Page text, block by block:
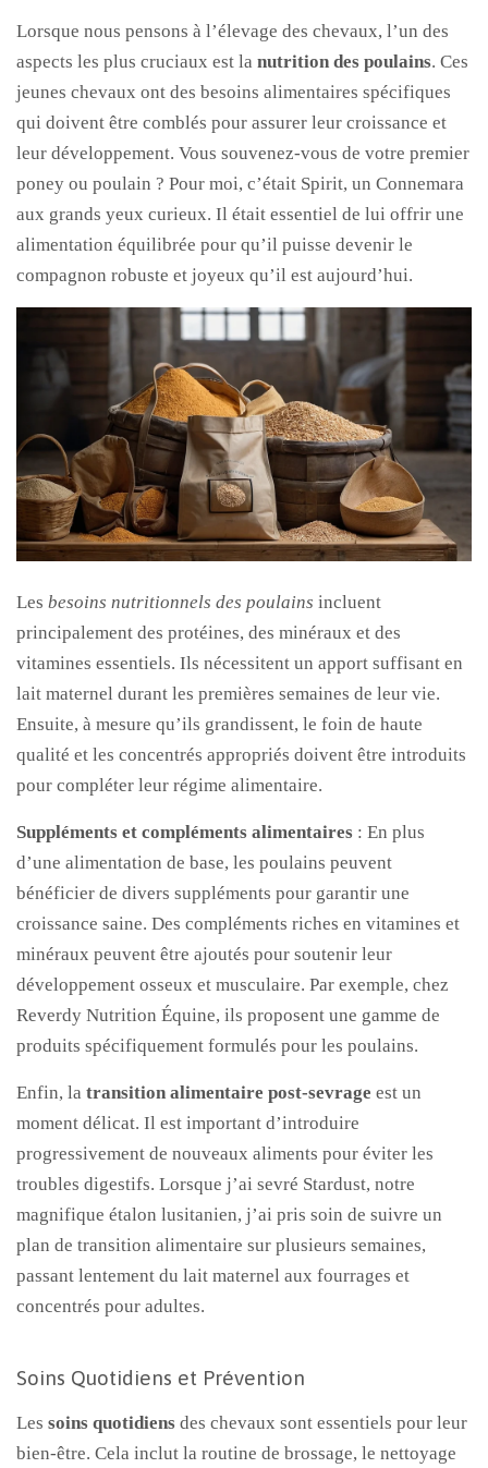
Lorsque nous pensons à l’élevage des chevaux, l’un des
aspects les plus cruciaux est la nutrition des poulains. Ces
jeunes chevaux ont des besoins alimentaires spécifiques
qui doivent être comblés pour assurer leur croissance et
leur développement. Vous souvenez-vous de votre premier
poney ou poulain ? Pour moi, c’était Spirit, un Connemara
aux grands yeux curieux. Il était essentiel de lui offrir une
alimentation équilibrée pour qu’il puisse devenir le
compagnon robuste et joyeux qu’il est aujourd’hui.
Les besoins nutritionnels des poulains incluent
principalement des protéines, des minéraux et des
vitamines essentiels. Ils nécessitent un apport suffisant en
lait maternel durant les premières semaines de leur vie.
Ensuite, à mesure qu’ils grandissent, le foin de haute
qualité et les concentrés appropriés doivent être introduits
pour compléter leur régime alimentaire.
Suppléments et compléments alimentaires : En plus
d’une alimentation de base, les poulains peuvent
bénéficier de divers suppléments pour garantir une
croissance saine. Des compléments riches en vitamines et
minéraux peuvent être ajoutés pour soutenir leur
développement osseux et musculaire. Par exemple, chez
Reverdy Nutrition Équine, ils proposent une gamme de
produits spécifiquement formulés pour les poulains.
Enfin, la transition alimentaire post-sevrage est un
moment délicat. Il est important d’introduire
progressivement de nouveaux aliments pour éviter les
troubles digestifs. Lorsque j’ai sevré Stardust, notre
magnifique étalon lusitanien, j’ai pris soin de suivre un
plan de transition alimentaire sur plusieurs semaines,
passant lentement du lait maternel aux fourrages et
concentrés pour adultes.
Soins Quotidiens et Prévention
Les soins quotidiens des chevaux sont essentiels pour leur
bien-être. Cela inclut la routine de brossage, le nettoyage